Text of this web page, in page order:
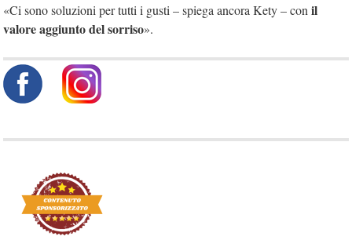
«Ci sono soluzioni per tutti i gusti – spiega ancora Kety – conil
valore aggiunto del sorriso».